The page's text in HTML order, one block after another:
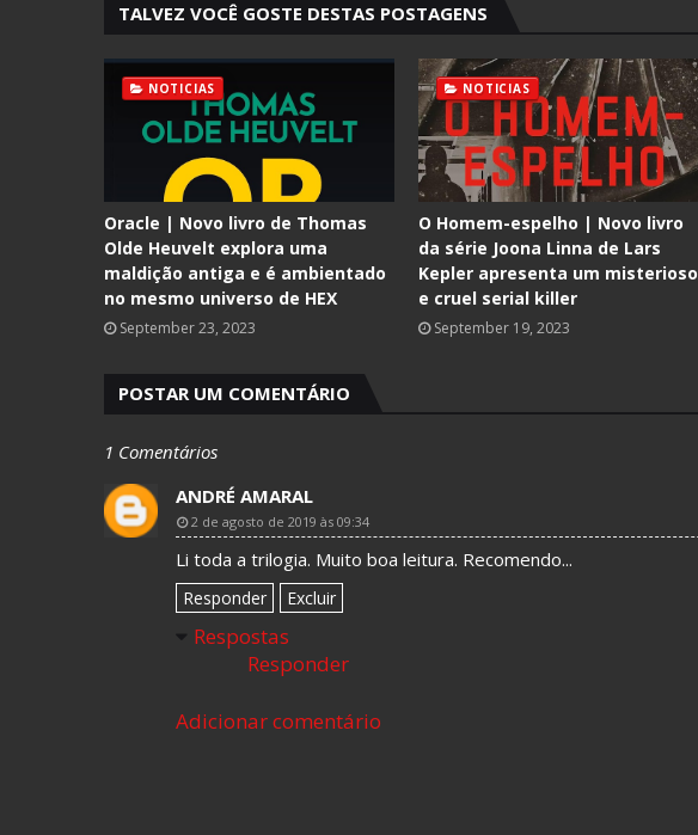
TALVEZ VOCÊ GOSTE DESTAS POSTAGENS
NOTICIAS
Oracle | Novo livro de Thomas
Olde Heuvelt explora uma
maldição antiga e é ambientado
no mesmo universo de HEX
September 23, 2023
NOTICIAS
O Homem-espelho | Novo livro
da série Joona Linna de Lars
Kepler apresenta um misterioso
e cruel serial killer
September 19, 2023
POSTAR UM COMENTÁRIO
1 Comentários
ANDRÉ AMARAL
2 de agosto de 2019 às 09:34
Li toda a trilogia. Muito boa leitura. Recomendo...
Responder Excluir
Respostas
Responder
Adicionar comentário